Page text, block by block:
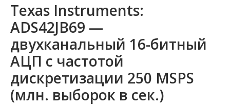
Texas Instruments:
ADS42JB69 —
двухканальный 16-битный
АЦП с частотой
дискретизации 250 MSPS
(млн. выборок в сек.)